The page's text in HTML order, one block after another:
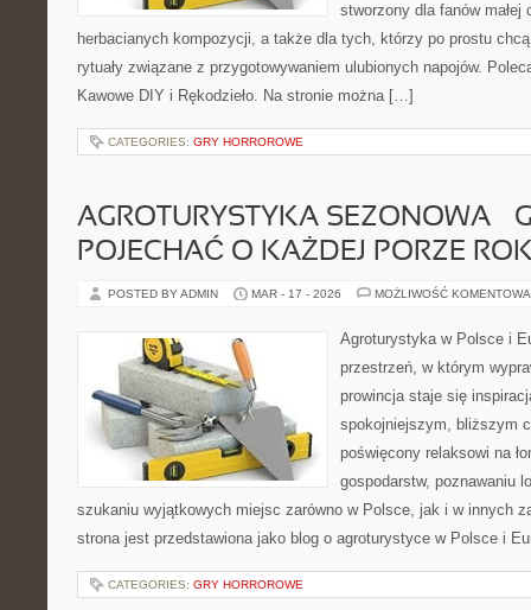
stworzony dla fanów
herbacianych kompozycji, a także dla tych, którzy po prostu
rytuały związane z przygotowywaniem ulubionych napojów.
Kawowe DIY i Rękodzieło. Na stronie można […]
CATEGORIES: GRY HORROROWE
AGROTURYSTYKA SEZONOWA –
POJECHAĆ O KAŻDEJ PORZE
POSTED BY ADMIN MAR - 17 - 2026 MOŻLIWOŚĆ
Agroturystyka w Polsce i
przestrzeń, w którym
prowincja staje się
spokojniejszym, bliższym
poświęcony relaksowi na
gospodarstw, poznawaniu
szukaniu wyjątkowych miejsc zarówno w Polsce, jak i w innych
strona jest przedstawiona jako blog o agroturystyce w Polsce i
CATEGORIES: GRY HORROROWE